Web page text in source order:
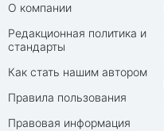
О компании
Редакционная политика и
стандарты
Как стать нашим автором
Правила пользования
Правовая информация